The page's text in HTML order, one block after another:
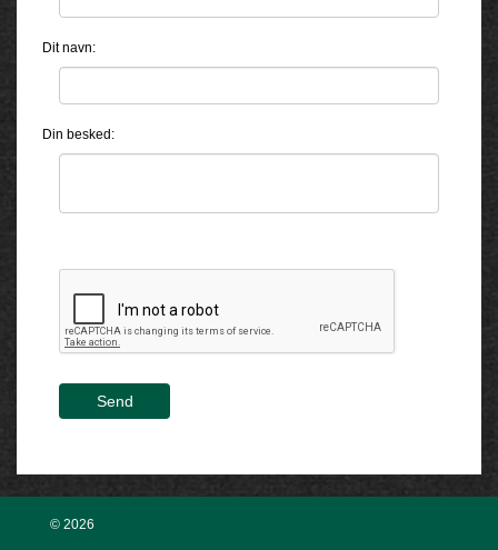
Dit navn:
Din besked:
Send
© 2026